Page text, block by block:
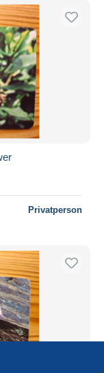
Privatperson